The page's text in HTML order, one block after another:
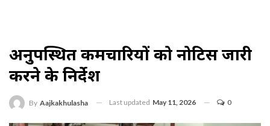
अनुपस्थित कर्मचारियों को नोटिस जारी
करने के निर्देश
By Aajkakhulasha Last updated May 11, 2026 0